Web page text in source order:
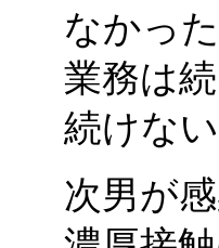
なかっ
業務は
続けな
次男が